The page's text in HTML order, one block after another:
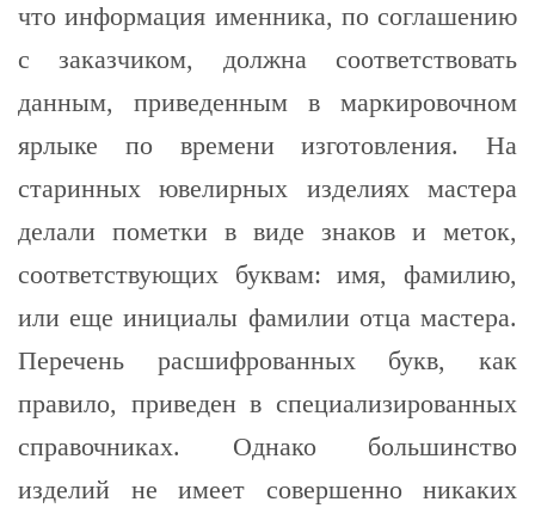
что информация именника, по соглашению
с заказчиком, должна соответствовать
данным, приведенным в маркировочном
ярлыке по времени изготовления. На
старинных ювелирных изделиях мастера
делали пометки в виде знаков и меток,
соответствующих буквам: имя, фамилию,
или еще инициалы фамилии отца мастера.
Перечень расшифрованных букв, как
правило, приведен в специализированных
справочниках. Однако большинство
изделий не имеет совершенно никаких